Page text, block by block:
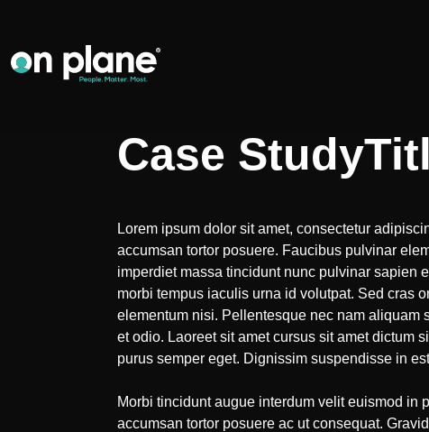
Case
Lorem ipsum dolor sit amet, consectetur
accumsan tortor posuere. Faucibus pulvinar
imperdiet massa tincidunt nunc pulvinar sapien
morbi tempus iaculis urna id volutpat. Sed cras
elementum nisi. Pellentesque nec nam aliquam
et odio. Laoreet sit amet cursus sit amet dictum
purus semper eget. Dignissim suspendisse in
Morbi tincidunt augue interdum velit euismod in
accumsan tortor posuere ac ut consequat.